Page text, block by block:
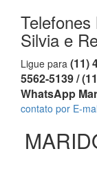
Silvia e
Ligue para (11)
5562-5139 /
WhatsApp
contato por E-